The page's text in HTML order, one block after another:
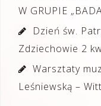
W GRUPIE
Dzień św.
Zdziechowie 2
Warsztaty
Leśniewską – Witt